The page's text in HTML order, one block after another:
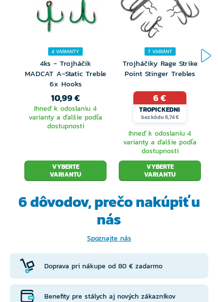
4 VARIANTY
4ks - Trojháčik
MADCAT A-Static Treble
6x Hooks
10,99 €
Ihneď k odoslaniu 4
varianty a ďalšie podľa
dostupnosti
VYBERTE
VARIANTU
7 VARIÁNT
Trojháčiky Rage Strike
Point Stinger Trebles
6 €
TROPICKEDNI
bez kódu 6,74 €
Ihneď k odoslaniu 4
varianty a ďalšie podľa
dostupnosti
VYBERTE
VARIANTU
6 dôvodov, prečonakúpiť u
nás
Spoznajte nás
Doprava pri nákupe od 80 € zadarmo
Benefity pre stálych aj nových zákazníkov